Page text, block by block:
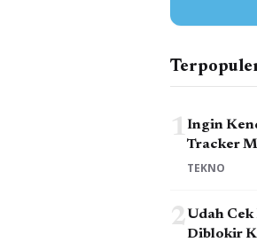
1Ingin
Tracker
TEKNO
2Udah
Diblokir